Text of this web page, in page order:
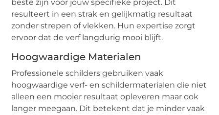
beste zijn voor jouw specifieke project. Dit
resulteert in een strak en gelijkmatig resultaat
zonder strepen of vlekken. Hun expertise zorgt
ervoor dat de verf langdurig mooi blijft.
Hoogwaardige Materialen
Professionele schilders gebruiken vaak
hoogwaardige verf- en schildermaterialen die niet
alleen een mooier resultaat opleveren maar ook
langer meegaan. Dit betekent dat je minder vaak